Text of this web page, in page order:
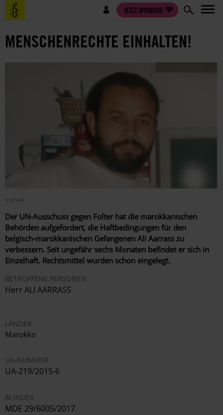
Direkt
zum
Benutzermenü JETZT SPENDEN!
MENSCHENRECHTE EINHALTEN!
© privat
Der UN-Ausschuss gegen Folter hat die marokkanischen
Behörden aufgefordert, die Haftbedingungen für den
belgisch-marokkanischen Gefangenen Ali Aarrass zu
verbessern. Seit ungefähr sechs Monaten befindet er sich in
Einzelhaft. Rechtsmittel wurden schon eingelegt.
BETROFFENE PERSONEN
Herr ALI AARRASS
LÄNDER
Marokko
UA-NUMMER
UA-219/2015-6
AI INDEX
MDE 29/6005/2017